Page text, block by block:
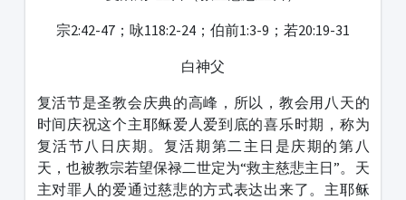
宗2:42-47；咏118:2-24；伯前1:3-9；若20:19-31
白神父
复活节是圣教会庆典的高峰，所以，教会用八天的
时间庆祝这个主耶稣爱人爱到底的喜乐时期，称为
复活节八日庆期。复活期第二主日是庆期的第八
天，也被教宗若望保禄二世定为“救主慈悲主日”。天
主对罪人的爱通过慈悲的方式表达出来了。主耶稣